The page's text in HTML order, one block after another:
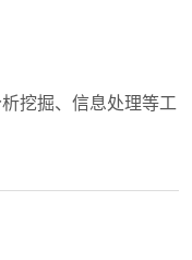
挖掘、信息处理等工